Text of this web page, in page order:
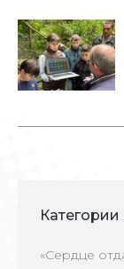
Категории
«Сердце